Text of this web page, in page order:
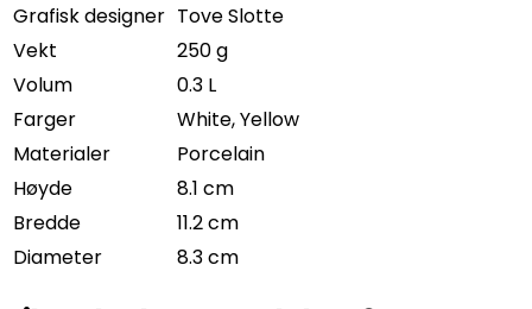
Grafisk designer Tove Slotte
Vekt
250 g
Volum
0.3 L
Farger
White, Yellow
Materialer
Porcelain
Høyde
8.1 cm
Bredde
11.2 cm
Diameter
8.3 cm